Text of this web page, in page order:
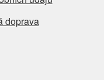
doprava